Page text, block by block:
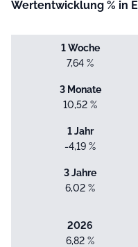
Wertentwicklung % in
1 Woche
7,64 %
3 Monate
10,52 %
1 Jahr
-4,19 %
3 Jahre
6,02 %
2026
6,82 %